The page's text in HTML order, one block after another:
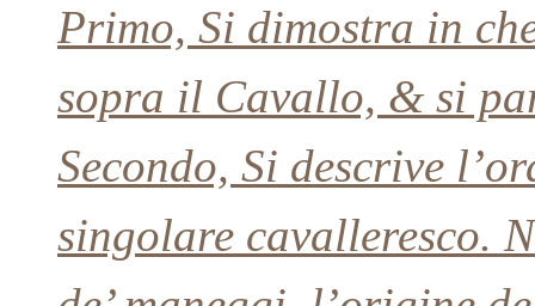
Primo, Si dimostra in
sopra il Cavallo, & si
Secondo, Si descrive
singolare cavalleresco.